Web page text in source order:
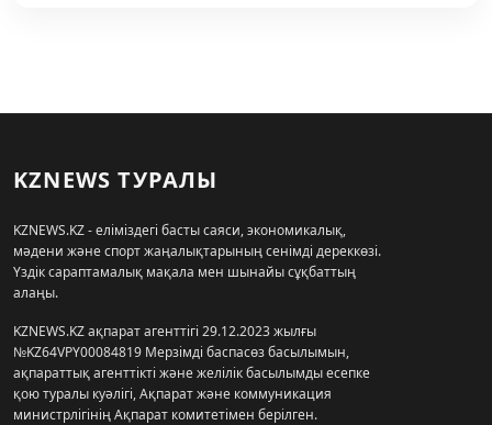
KZNEWS ТУРАЛЫ
KZNEWS.KZ - еліміздегі басты саяси, экономикалық,
мәдени және спорт жаңалықтарының сенімді дереккөзі.
Үздік сараптамалық мақала мен шынайы сұқбаттың
алаңы.
KZNEWS.KZ ақпарат агенттігі 29.12.2023 жылғы
№KZ64VPY00084819 Мерзімді баспасөз басылымын,
ақпараттық агенттікті және желілік басылымды есепке
қою туралы куәлігі, Ақпарат және коммуникация
министрлігінің Ақпарат комитетімен берілген.